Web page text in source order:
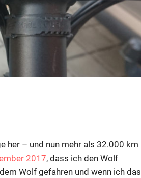
Jahre
Wolf
AT1
her – und nun mehr als 32.000 km
2017, dass ich den Wolf
Wolf gefahren und wenn ich das